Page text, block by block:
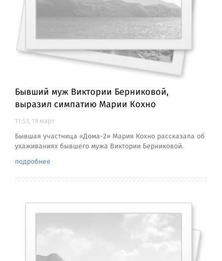
Бывший муж Виктории Берниковой,
выразил симпатию Марии Кохно
11:53, 19 март
Бывшая участница «Дома-2» Мария Кохно рассказала об
ухаживаниях бывшего мужа Виктории Берниковой.
подробнее